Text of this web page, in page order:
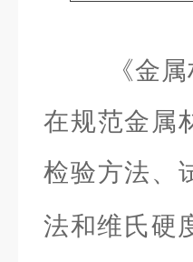
《金属材
在规范金属
检验方法、
法和维氏硬